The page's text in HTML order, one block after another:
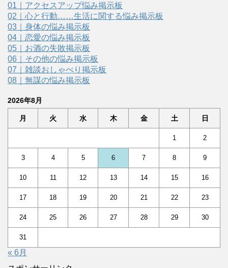
01｜アクセスアップ悩み掲示板
02｜心と行動……生活に関する悩み掲示板
03｜身体の悩み掲示板
04｜恋愛の悩み掲示板
05｜お酒の失敗掲示板
06｜その他の悩み掲示板
07｜雑談おしゃべり掲示板
08｜無謀の悩み掲示板
2026年8月
月 火 水 木 金 土 日
1 2
3 4 5 6 7 8 9
10 11 12 13 14 15 16
17 18 19 20 21 22 23
24 25 26 27 28 29 30
31
« 6月